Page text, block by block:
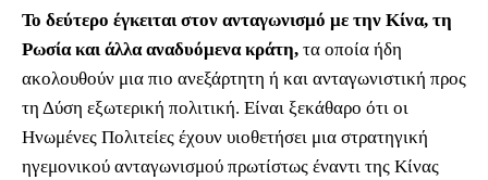
Το δεύτερο έγκειται στον ανταγωνισμό με την Κίνα, τη
Ρωσία και άλλα αναδυόμενα κράτη, τα οποία ήδη
ακολουθούν μια πιο ανεξάρτητη ή και ανταγωνιστική προς
τη Δύση εξωτερική πολιτική. Είναι ξεκάθαρο ότι οι
Ηνωμένες Πολιτείες έχουν υιοθετήσει μια στρατηγική
ηγεμονικού ανταγωνισμού πρωτίστως έναντι της Κίνας